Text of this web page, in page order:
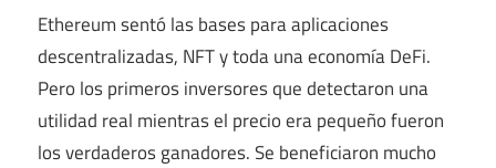
Ethereum sentó las bases para aplicaciones
descentralizadas, NFT y toda una economía DeFi.
Pero los primeros inversores que detectaron una
utilidad real mientras el precio era pequeño fueron
los verdaderos ganadores. Se beneficiaron mucho